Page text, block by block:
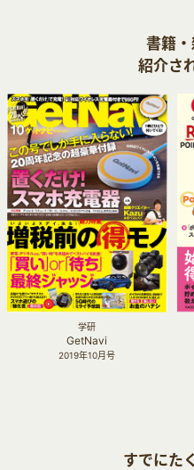
書籍
紹介さ
学研
GetNavi
2019年10月号
すでにた